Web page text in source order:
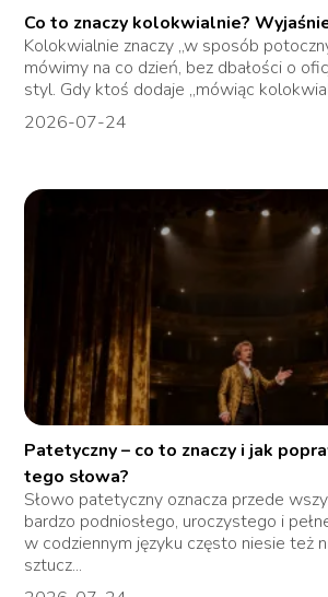
Co to znaczy kolokwialnie?
Kolokwialnie znaczy „w sposób
mówimy na co dzień, bez dbałości o
styl. Gdy ktoś dodaje „mówiąc
2026-07-24
Patetyczny – co to znaczy i jak
tego słowa?
Słowo patetyczny oznacza przede
bardzo podniosłego, uroczystego i
w codziennym języku często niesie też
sztucz...